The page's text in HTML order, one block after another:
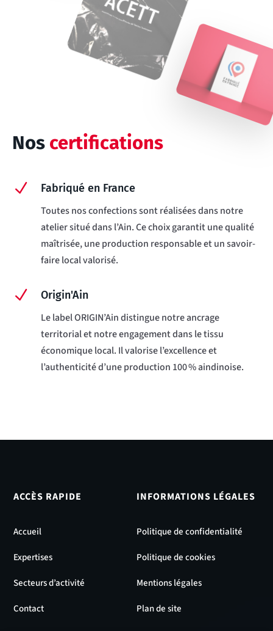
Nos certifications
N
Fabriqué en France
Toutes nos confections sont réalisées dans notre
atelier situé dans l’Ain. Ce choix garantit une qualité
maîtrisée, une production responsable et un savoir-
faire local valorisé.
N
Origin'Ain
Le label ORIGIN’Ain distingue notre ancrage
territorial et notre engagement dans le tissu
économique local. Il valorise l’excellence et
l’authenticité d’une production 100 % aindinoise.
ACCÈS RAPIDE
Accueil
Expertises
Secteurs d’activité
Contact
INFORMATIONS LÉGALES
Politique de confidentialité
Politique de cookies
Mentions légales
Plan de site